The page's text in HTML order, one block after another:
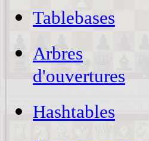
Tablebases
Arbres
d'ouvertures
Hashtables